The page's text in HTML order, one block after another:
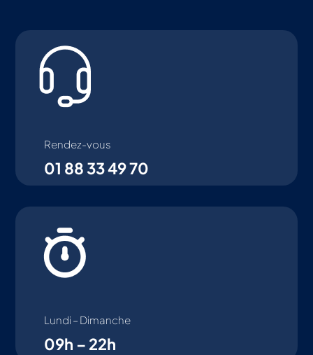
Rendez-vous
01 88 33 49 70
Lundi – Dimanche
09h – 22h